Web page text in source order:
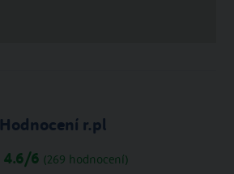
Hodnocení r.pl
4.6/6 (269 hodnocení)